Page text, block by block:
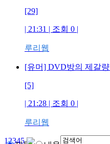
[29]
| 21:31 | 조회 0 |
루리웹
[유머] DVD방의 제갈량
[5]
| 21:28 | 조회 0 |
루리웹
12345